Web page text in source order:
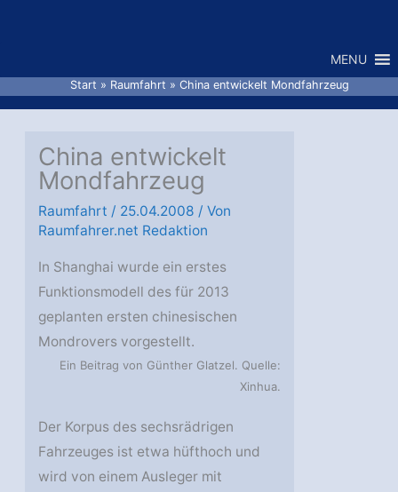
MENU
Start Raumfahrt China entwickelt Mondfahrzeug
China entwickelt
Mondfahrzeug
Raumfahrt / 25.04.2008 / Von
Raumfahrer.net Redaktion
In Shanghai wurde ein erstes
Funktionsmodell des für 2013
geplanten ersten chinesischen
Mondrovers vorgestellt.
Ein Beitrag von Günther Glatzel. Quelle:
Xinhua.
Der Korpus des sechsrädrigen
Fahrzeuges ist etwa hüfthoch und
wird von einem Ausleger mit